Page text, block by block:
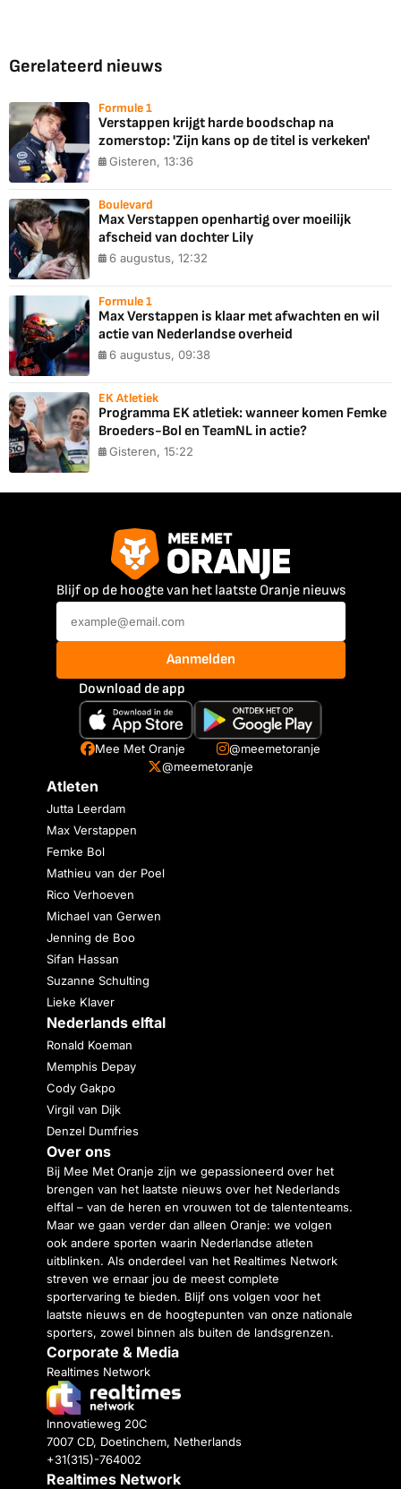
Gerelateerd nieuws
Formule 1
Verstappen krijgt harde boodschap na
zomerstop: 'Zijn kans op de titel is verkeken'
Gisteren, 13:36
Boulevard
Max Verstappen openhartig over moeilijk
afscheid van dochter Lily
6 augustus, 12:32
Formule 1
Max Verstappen is klaar met afwachten en wil
actie van Nederlandse overheid
6 augustus, 09:38
EK Atletiek
Programma EK atletiek: wanneer komen Femke
Broeders-Bol en TeamNL in actie?
Gisteren, 15:22
Blijf op de hoogte van het laatste Oranje nieuws
Aanmelden
Download de app
Mee Met Oranje
@meemetoranje
@meemetoranje
Atleten
Jutta Leerdam
Max Verstappen
Femke Bol
Mathieu van der Poel
Rico Verhoeven
Michael van Gerwen
Jenning de Boo
Sifan Hassan
Suzanne Schulting
Lieke Klaver
Nederlands elftal
Ronald Koeman
Memphis Depay
Cody Gakpo
Virgil van Dijk
Denzel Dumfries
Over ons
Bij Mee Met Oranje zijn we gepassioneerd over het
brengen van het laatste nieuws over het Nederlands
elftal – van de heren en vrouwen tot de talententeams.
Maar we gaan verder dan alleen Oranje: we volgen
ook andere sporten waarin Nederlandse atleten
uitblinken. Als onderdeel van het Realtimes Network
streven we ernaar jou de meest complete
sportervaring te bieden. Blijf ons volgen voor het
laatste nieuws en de hoogtepunten van onze nationale
sporters, zowel binnen als buiten de landsgrenzen.
Corporate & Media
Realtimes Network
Innovatieweg 20C
7007 CD, Doetinchem, Netherlands
+31(315)-764002
Realtimes Network